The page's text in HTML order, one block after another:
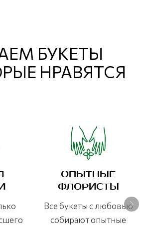
БУКЕТЫ
НРАВЯТСЯ
ОПЫТНЫЕ
ФЛОРИСТЫ
Все букеты с любовью
собирают опытные